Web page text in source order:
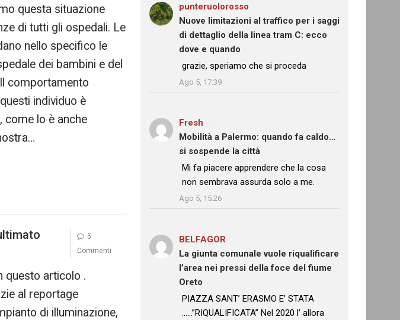
questa situazione
di tutti gli ospedali. Le
nello specifico le
dei bambini e del
comportamento
individuo è
come lo è anche
questo articolo .
al reportage
di illuminazione,
5
Commenti
punteruolorosso
Nuove limitazioni al traffico per i saggi
di dettaglio della linea tram C: ecco
dove e quando
: “
grazie, speriamo che si proceda
Ago 5, 17:39
Fresh
Mobilità a Palermo: quando fa caldo…
si sospende la città
: “
Mi fa piacere apprendere che la cosa
non sembrava assurda solo a me.
Ago 5, 15:26
BELFAGOR
La giunta comunale vuole riqualificare
l’area nei pressi della foce del fiume
Oreto
: “
PIAZZA SANT’ ERASMO E’ STATA
……”RIQUALIFICATA” Nel 2020 l’ allora